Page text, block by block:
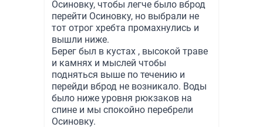
Осиновку, чтобы легче было вброд
перейти Осиновку, но выбрали не
тот отрог хребта промахнулись и
вышли ниже.
Берег был в кустах , высокой траве
и камнях и мыслей чтобы
подняться выше по течению и
перейди вброд не возникало. Воды
было ниже уровня рюкзаков на
спине и мы спокойно перебрели
Осиновку.